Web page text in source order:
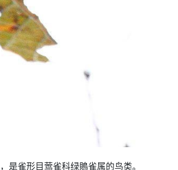
是雀形目莺雀科绿鵙雀属的鸟类。